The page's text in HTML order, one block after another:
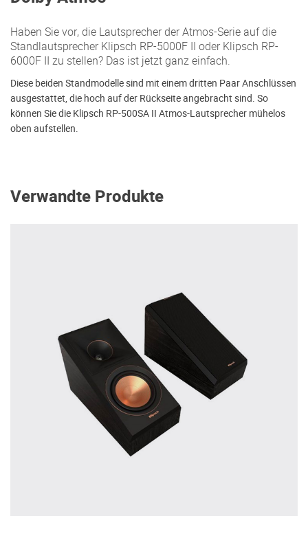
Haben Sie vor, die Lautsprecher der Atmos-Serie auf die
Standlautsprecher Klipsch RP-5000F II oder Klipsch RP-
6000F II zu stellen? Das ist jetzt ganz einfach.
Diese beiden Standmodelle sind mit einem dritten Paar Anschlüssen
ausgestattet, die hoch auf der Rückseite angebracht sind. So
können Sie die Klipsch RP-500SA II Atmos-Lautsprecher mühelos
oben aufstellen.
Verwandte Produkte